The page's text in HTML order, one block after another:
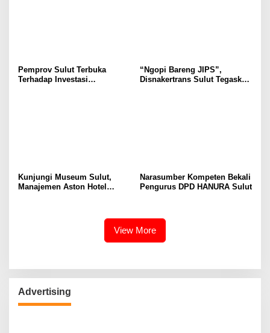
Pemprov Sulut Terbuka
Terhadap Investasi
“Ngopi Bareng JIPS”,
Disnakertrans Sulut Tegaskan
Kunjungi Museum Sulut,
Manajemen Aston Hotel
Narasumber Kompeten Bekali
Pengurus DPD HANURA Sulut
View More
Advertising